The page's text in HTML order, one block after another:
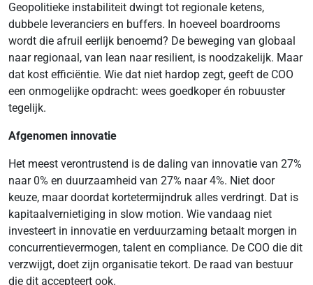
Geopolitieke instabiliteit dwingt tot regionale ketens,
dubbele leveranciers en buffers. In hoeveel boardrooms
wordt die afruil eerlijk benoemd? De beweging van globaal
naar regionaal, van lean naar resilient, is noodzakelijk. Maar
dat kost efficiëntie. Wie dat niet hardop zegt, geeft de COO
een onmogelijke opdracht: wees goedkoper én robuuster
tegelijk.
Afgenomen innovatie
Het meest verontrustend is de daling van innovatie van 27%
naar 0% en duurzaamheid van 27% naar 4%. Niet door
keuze, maar doordat kortetermijndruk alles verdringt. Dat is
kapitaalvernietiging in slow motion. Wie vandaag niet
investeert in innovatie en verduurzaming betaalt morgen in
concurrentievermogen, talent en compliance. De COO die dit
verzwijgt, doet zijn organisatie tekort. De raad van bestuur
die dit accepteert ook.